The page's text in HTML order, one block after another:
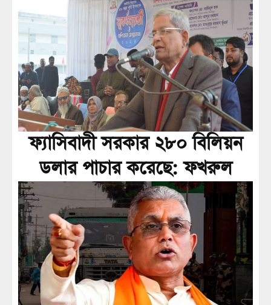
ফ্যাসিবাদী সরকার ২৮০ বিলিয়ন
ডলার পাচার করেছে: ফখরুল